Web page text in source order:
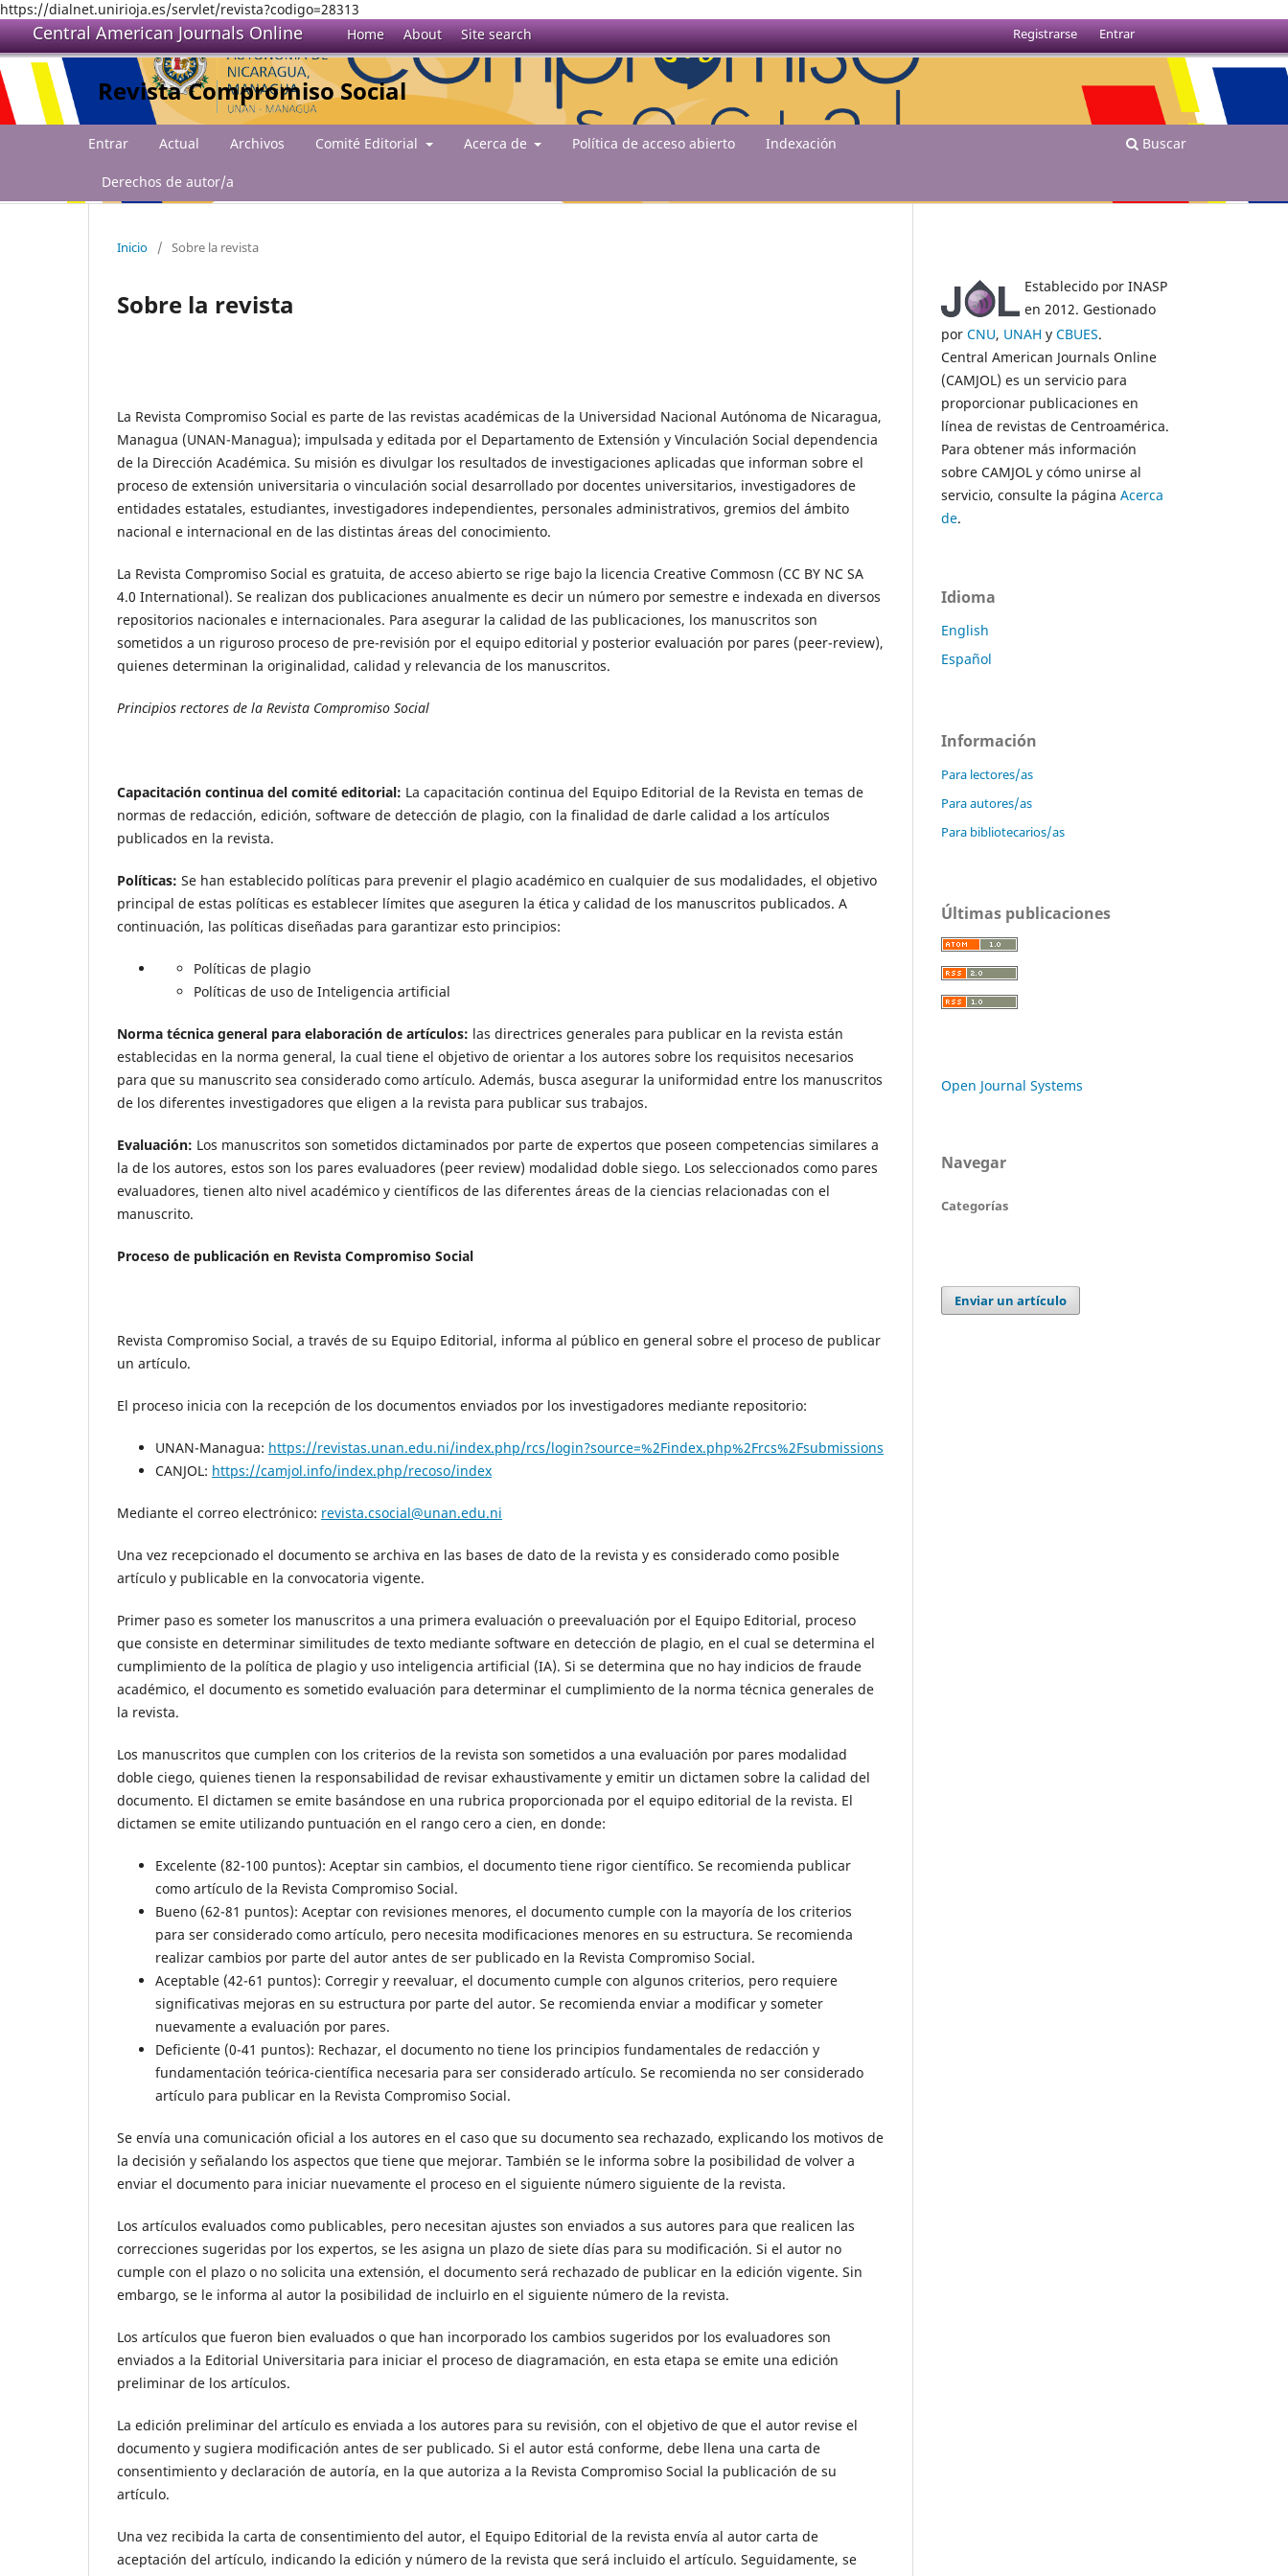
https://dialnet.unirioja.es/servlet/revista?codigo=28313
Central American Journals Online Home About Site search
Revista Compromiso Social
Entrar Actual Archivos Comité Editorial Acerca de Política de acceso abierto Indexación
Derechos de autor/a
Buscar
Registrarse Entrar
Inicio / Sobre la revista
Sobre la revista
La Revista Compromiso Social es parte de las revistas académicas de la Universidad Nacional Autónoma de Nicaragua,
Managua (UNAN-Managua); impulsada y editada por el Departamento de Extensión y Vinculación Social dependencia
de la Dirección Académica. Su misión es divulgar los resultados de investigaciones aplicadas que informan sobre el
proceso de extensión universitaria o vinculación social desarrollado por docentes universitarios, investigadores de
entidades estatales, estudiantes, investigadores independientes, personales administrativos, gremios del ámbito
nacional e internacional en de las distintas áreas del conocimiento.
La Revista Compromiso Social es gratuita, de acceso abierto se rige bajo la licencia Creative Commosn (CC BY NC SA
4.0 International). Se realizan dos publicaciones anualmente es decir un número por semestre e indexada en diversos
repositorios nacionales e internacionales. Para asegurar la calidad de las publicaciones, los manuscritos son
sometidos a un riguroso proceso de pre-revisión por el equipo editorial y posterior evaluación por pares (peer-review),
quienes determinan la originalidad, calidad y relevancia de los manuscritos.
Principios rectores de la Revista Compromiso Social
Capacitación continua del comité editorial: La capacitación continua del Equipo Editorial de la Revista en temas de
normas de redacción, edición, software de detección de plagio, con la finalidad de darle calidad a los artículos
publicados en la revista.
Políticas: Se han establecido políticas para prevenir el plagio académico en cualquier de sus modalidades, el objetivo
principal de estas políticas es establecer límites que aseguren la ética y calidad de los manuscritos publicados. A
continuación, las políticas diseñadas para garantizar esto principios:
Políticas de plagio
Políticas de uso de Inteligencia artificial
Norma técnica general para elaboración de artículos: las directrices generales para publicar en la revista están
establecidas en la norma general, la cual tiene el objetivo de orientar a los autores sobre los requisitos necesarios
para que su manuscrito sea considerado como artículo. Además, busca asegurar la uniformidad entre los manuscritos
de los diferentes investigadores que eligen a la revista para publicar sus trabajos.
Evaluación: Los manuscritos son sometidos dictaminados por parte de expertos que poseen competencias similares a
la de los autores, estos son los pares evaluadores (peer review) modalidad doble siego. Los seleccionados como pares
evaluadores, tienen alto nivel académico y científicos de las diferentes áreas de la ciencias relacionadas con el
manuscrito.
Proceso de publicación en Revista Compromiso Social
Revista Compromiso Social, a través de su Equipo Editorial, informa al público en general sobre el proceso de publicar
un artículo.
El proceso inicia con la recepción de los documentos enviados por los investigadores mediante repositorio:
UNAN-Managua: https://revistas.unan.edu.ni/index.php/rcs/login?source=%2Findex.php%2Frcs%2Fsubmissions
CANJOL: https://camjol.info/index.php/recoso/index
Mediante el correo electrónico: revista.csocial@unan.edu.ni
Una vez recepcionado el documento se archiva en las bases de dato de la revista y es considerado como posible
artículo y publicable en la convocatoria vigente.
Primer paso es someter los manuscritos a una primera evaluación o preevaluación por el Equipo Editorial, proceso
que consiste en determinar similitudes de texto mediante software en detección de plagio, en el cual se determina el
cumplimiento de la política de plagio y uso inteligencia artificial (IA). Si se determina que no hay indicios de fraude
académico, el documento es sometido evaluación para determinar el cumplimiento de la norma técnica generales de
la revista.
Los manuscritos que cumplen con los criterios de la revista son sometidos a una evaluación por pares modalidad
doble ciego, quienes tienen la responsabilidad de revisar exhaustivamente y emitir un dictamen sobre la calidad del
documento. El dictamen se emite basándose en una rubrica proporcionada por el equipo editorial de la revista. El
dictamen se emite utilizando puntuación en el rango cero a cien, en donde:
Excelente (82-100 puntos): Aceptar sin cambios, el documento tiene rigor científico. Se recomienda publicar
como artículo de la Revista Compromiso Social.
Bueno (62-81 puntos): Aceptar con revisiones menores, el documento cumple con la mayoría de los criterios
para ser considerado como artículo, pero necesita modificaciones menores en su estructura. Se recomienda
realizar cambios por parte del autor antes de ser publicado en la Revista Compromiso Social.
Aceptable (42-61 puntos): Corregir y reevaluar, el documento cumple con algunos criterios, pero requiere
significativas mejoras en su estructura por parte del autor. Se recomienda enviar a modificar y someter
nuevamente a evaluación por pares.
Deficiente (0-41 puntos): Rechazar, el documento no tiene los principios fundamentales de redacción y
fundamentación teórica-científica necesaria para ser considerado artículo. Se recomienda no ser considerado
artículo para publicar en la Revista Compromiso Social.
Se envía una comunicación oficial a los autores en el caso que su documento sea rechazado, explicando los motivos de
la decisión y señalando los aspectos que tiene que mejorar. También se le informa sobre la posibilidad de volver a
enviar el documento para iniciar nuevamente el proceso en el siguiente número siguiente de la revista.
Los artículos evaluados como publicables, pero necesitan ajustes son enviados a sus autores para que realicen las
correcciones sugeridas por los expertos, se les asigna un plazo de siete días para su modificación. Si el autor no
cumple con el plazo o no solicita una extensión, el documento será rechazado de publicar en la edición vigente. Sin
embargo, se le informa al autor la posibilidad de incluirlo en el siguiente número de la revista.
Los artículos que fueron bien evaluados o que han incorporado los cambios sugeridos por los evaluadores son
enviados a la Editorial Universitaria para iniciar el proceso de diagramación, en esta etapa se emite una edición
preliminar de los artículos.
La edición preliminar del artículo es enviada a los autores para su revisión, con el objetivo de que el autor revise el
documento y sugiera modificación antes de ser publicado. Si el autor está conforme, debe llena una carta de
consentimiento y declaración de autoría, en la que autoriza a la Revista Compromiso Social la publicación de su
artículo.
Una vez recibida la carta de consentimiento del autor, el Equipo Editorial de la revista envía al autor carta de
aceptación del artículo, indicando la edición y número de la revista que será incluido el artículo. Seguidamente, se
Establecido por INASP
en 2012. Gestionado
por CNU, UNAH y CBUES.
Central American Journals Online
(CAMJOL) es un servicio para
proporcionar publicaciones en
línea de revistas de Centroamérica.
Para obtener más información
sobre CAMJOL y cómo unirse al
servicio, consulte la página Acerca
de.
Idioma
English
Español
Información
Para lectores/as
Para autores/as
Para bibliotecarios/as
Últimas publicaciones
Open Journal Systems
Navegar
Categorías
Enviar un artículo